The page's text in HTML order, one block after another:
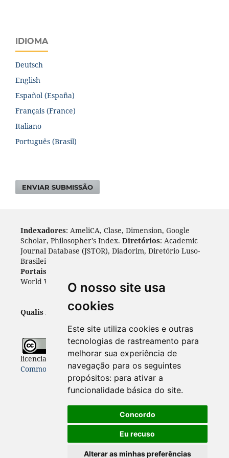
O nosso site usa
cookies
Este site utiliza cookies e outras
tecnologias de rastreamento para
melhorar sua experiência de
navegação para os seguintes
propósitos: para ativar a
funcionalidade básica do site.
Concordo
Eu recuso
Alterar as minhas preferências
IDIOMA
Deutsch
English
Español (España)
Français (France)
Italiano
Português (Brasil)
ENVIAR SUBMISSÃO
Indexadores: AmeliCA, Clase, Dimension, Google
Scholar, Philosopher's Index. Diretórios: Academic
Journal Database (JSTOR), Diadorim, Diretório Luso-
Brasileiro, DOAJ, Journal 4 free, ROAD, Socol@ar.
Portais
World Wide Science.
: Cite Factor, OAJI.
Qualis Periódicos - Capes: A1
Todo o conteúdo desta revista está
licenciado sob aLicençaInternacional Creative
Commons 4.0 (CC BY 4.0)